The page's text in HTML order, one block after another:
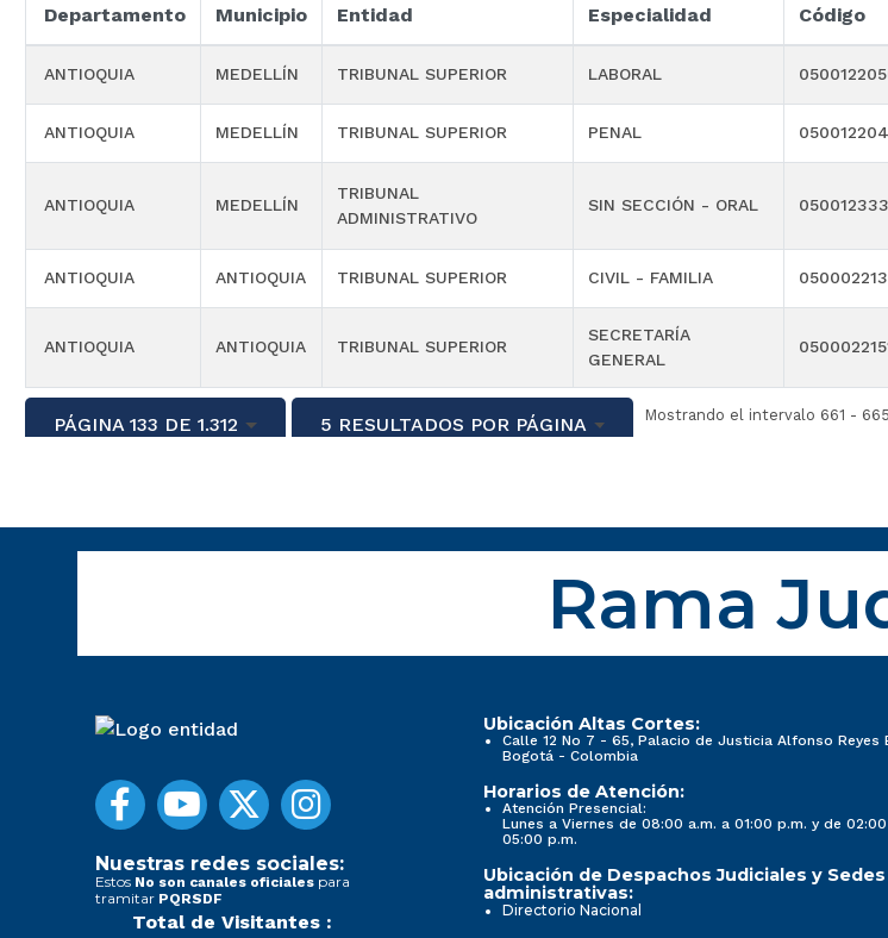
Departamento Municipio Entidad Especialidad Código
ANTIOQUIA MEDELLÍN TRIBUNAL SUPERIOR LABORAL
ANTIOQUIA MEDELLÍN TRIBUNAL SUPERIOR PENAL
ANTIOQUIA MEDELLÍN
TRIBUNAL
ADMINISTRATIVO
SIN SECCIÓN - ORAL
ANTIOQUIA ANTIOQUIA TRIBUNAL SUPERIOR CIVIL - FAMILIA
ANTIOQUIA ANTIOQUIA TRIBUNAL SUPERIOR
SECRETARÍA
GENERAL
PÁGINA 133 DE 1.312 5 RESULTADOS POR PÁGINA Mostrando el intervalo 661 -
Rama
Nuestras redes sociales:
Estos No son canales oficiales para
tramitar PQRSDF
Total de Visitantes :
Ubicación Altas Cortes:
Calle 12 No 7 - 65, Palacio de Justicia Alfonso Reyes
Bogotá - Colombia
Horarios de Atención:
Atención Presencial:
Lunes a Viernes de 08:00 a.m. a 01:00 p.m. y de
05:00 p.m.
Ubicación de Despachos Judiciales y Sedes
administrativas:
Directorio Nacional